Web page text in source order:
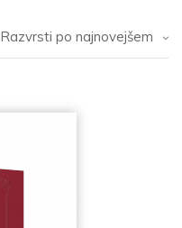
Razvrsti po najnovejšem